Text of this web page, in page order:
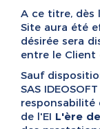
A ce titre, dès
Site aura été
désirée sera
entre le Client
Sauf
SAS
responsabilité
de l'EI L'ère